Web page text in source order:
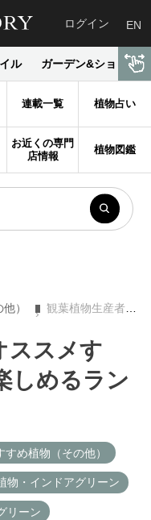
ログイン EN
ル ガーデン&ショップ
連載一覧 植物占い
お近くの専門
店情報
植物図鑑
） 観葉植物生産者がオススメする、花がなくても楽しめるラン６選
ススメす
しめるラン
すめ植物（その他）
物・インドアグリーン
リーン